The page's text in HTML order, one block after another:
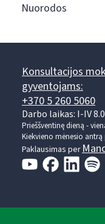
Nuorodos
Konsultacijos
gyventojams:
+370 5 260 5060
Darbo laikas: I-IV
Prieššventinę dieną -
Kiekvieno mėnesio antrą
Paklausimas per